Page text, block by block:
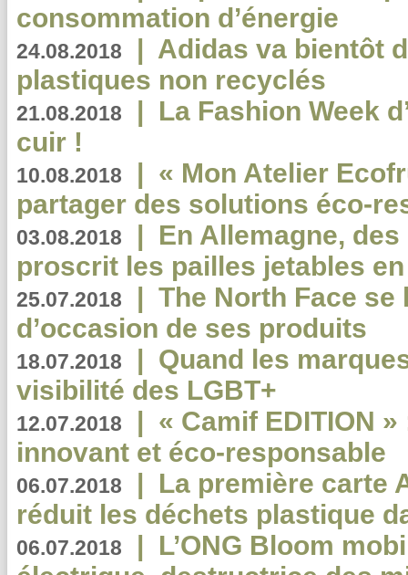
consommation d’énergie
24.08.2018 | Adidas va bientôt
plastiques non recyclés
21.08.2018 | La Fashion Week
cuir !
10.08.2018 | « Mon Atelier
partager des solutions éco-
03.08.2018 | En Allemagne,
proscrit les pailles jetables
25.07.2018 | The North Face se
d’occasion de ses produits
18.07.2018 | Quand les
visibilité des LGBT+
12.07.2018 | « Camif EDITION
innovant et éco-responsable
06.07.2018 | La première carte
réduit les déchets plastique
06.07.2018 | L’ONG Bloom